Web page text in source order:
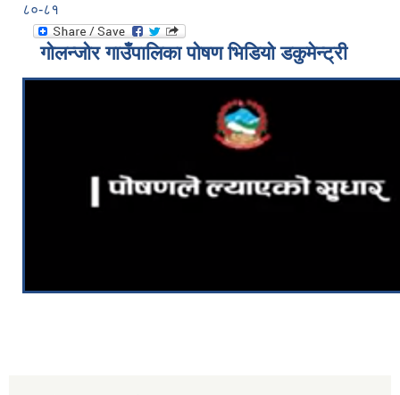
८०-८१
गोलन्जोर गाउँपालिका पोषण भिडियो डकुमेन्ट्री